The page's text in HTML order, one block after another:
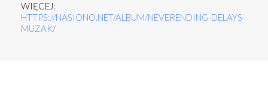
WIĘCEJ:
HTTPS://NASIONO.NET/ALBUM/NEVERENDING-DELAYS-
MUZAK/